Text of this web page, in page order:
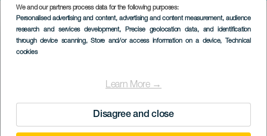
We and our partners process data for the following purposes:
Personalised advertising and content, advertising and content measurement, audience
research and services development, Precise geolocation data, and identification
through device scanning, Store and/or access information on a device, Technical
cookies
Learn More →
Disagree and close
Imagen
Listado